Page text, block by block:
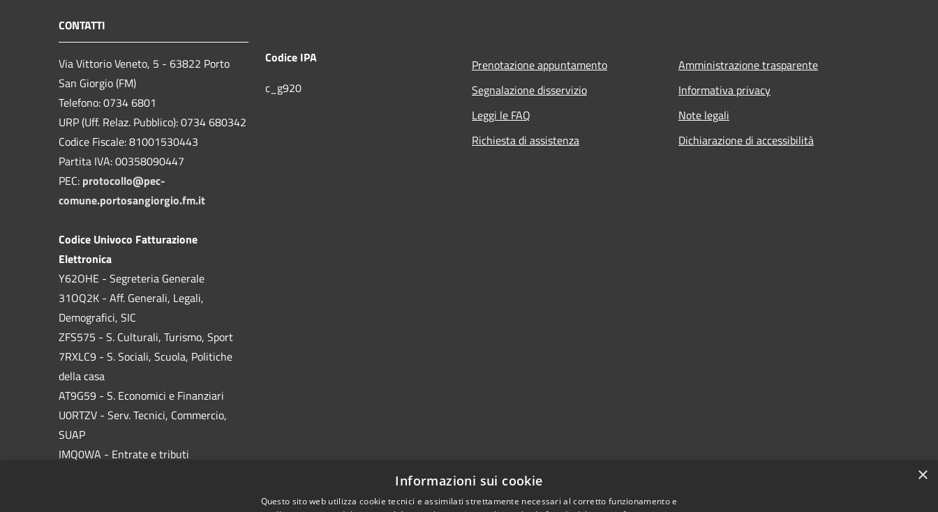
CONTATTI
Via Vittorio Veneto, 5 - 63822 Porto
San Giorgio (FM)
Telefono: 0734 6801
URP (Uff. Relaz. Pubblico): 0734 680342
Codice Fiscale: 81001530443
Partita IVA: 00358090447
PEC: protocollo@pec-
comune.portosangiorgio.fm.it
Codice Univoco Fatturazione
Elettronica
Y62OHE - Segreteria Generale
31OQ2K - Aff. Generali, Legali,
Demografici, SIC
ZFS575 - S. Culturali, Turismo, Sport
7RXLC9 - S. Sociali, Scuola, Politiche
della casa
AT9G59 - S. Economici e Finanziari
U0RTZV - Serv. Tecnici, Commercio,
SUAP
IMQ0WA - Entrate e tributi
Codice IPA
c_g920
Prenotazione appuntamento
Segnalazione disservizio
Leggi le FAQ
Richiesta di assistenza
Amministrazione trasparente
Informativa privacy
Note legali
Dichiarazione di accessibilità
×
Informazioni sui cookie
Questo sito web utilizza cookie tecnici e assimilati strettamente necessari al corretto funzionamento e